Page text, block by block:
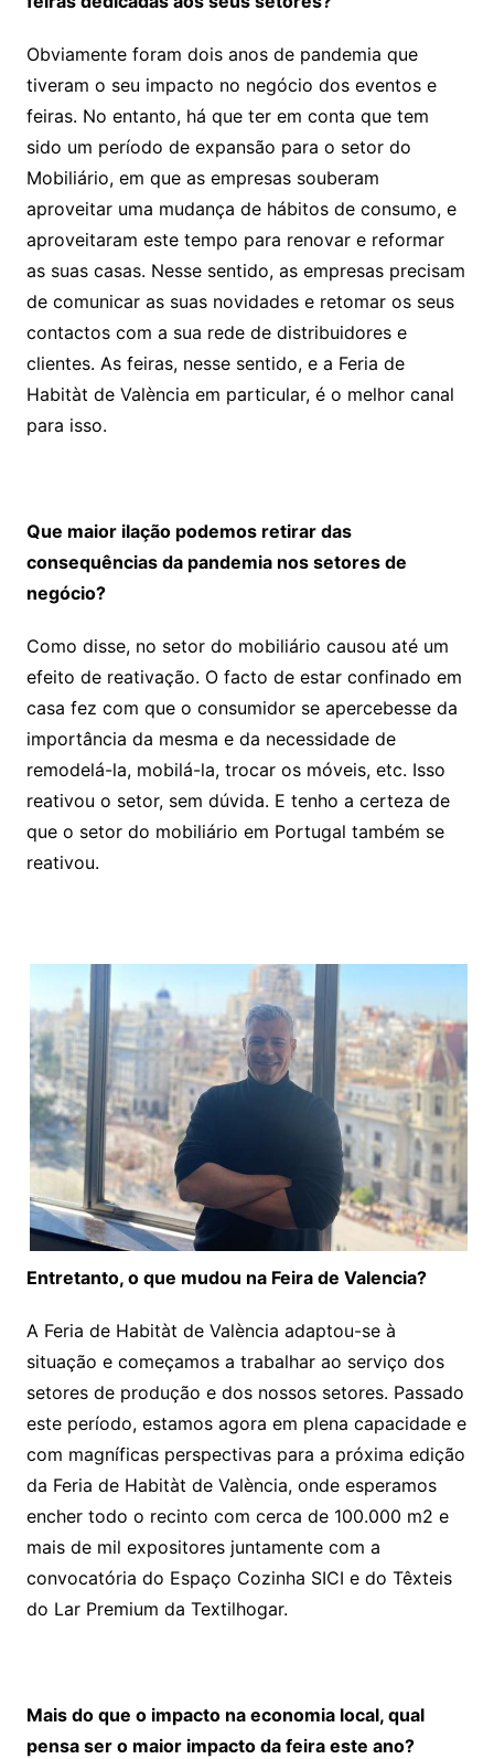
Obviamente foram dois anos de pandemia que
tiveram o seu impacto no negócio dos eventos e
feiras. No entanto, há que ter em conta que tem
sido um período de expansão para o setor do
Mobiliário, em que as empresas souberam
aproveitar uma mudança de hábitos de consumo, e
aproveitaram este tempo para renovar e reformar
as suas casas. Nesse sentido, as empresas precisam
de comunicar as suas novidades e retomar os seus
contactos com a sua rede de distribuidores e
clientes. As feiras, nesse sentido, e a Feria de
Habitàt de València em particular, é o melhor canal
para isso.
Que maior ilação podemos retirar das
consequências da pandemia nos setores de
negócio?
Como disse, no setor do mobiliário causou até um
efeito de reativação. O facto de estar confinado em
casa fez com que o consumidor se apercebesse da
importância da mesma e da necessidade de
remodelá-la, mobilá-la, trocar os móveis, etc. Isso
reativou o setor, sem dúvida. E tenho a certeza de
que o setor do mobiliário em Portugal também se
reativou.
Entretanto, o que mudou na Feira de Valencia?
A Feria de Habitàt de València adaptou-se à
situação e começamos a trabalhar ao serviço dos
setores de produção e dos nossos setores. Passado
este período, estamos agora em plena capacidade e
com magníficas perspectivas para a próxima edição
da Feria de Habitàt de València, onde esperamos
encher todo o recinto com cerca de 100.000 m2 e
mais de mil expositores juntamente com a
convocatória do Espaço Cozinha SICI e do Têxteis
do Lar Premium da Textilhogar.
Mais do que o impacto na economia local, qual
pensa ser o maior impacto da feira este ano?